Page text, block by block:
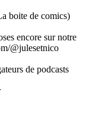
boite de comics)
encore sur notre
@julesetnico
de podcasts